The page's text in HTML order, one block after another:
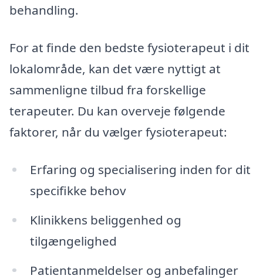
behandling.
For at finde den bedste fysioterapeut i dit
lokalområde, kan det være nyttigt at
sammenligne tilbud fra forskellige
terapeuter. Du kan overveje følgende
faktorer, når du vælger fysioterapeut:
Erfaring og specialisering inden for dit
specifikke behov
Klinikkens beliggenhed og
tilgængelighed
Patientanmeldelser og anbefalinger